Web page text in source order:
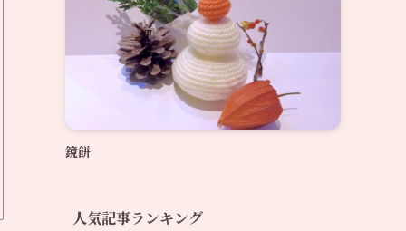
鏡餅
人気記事ランキング